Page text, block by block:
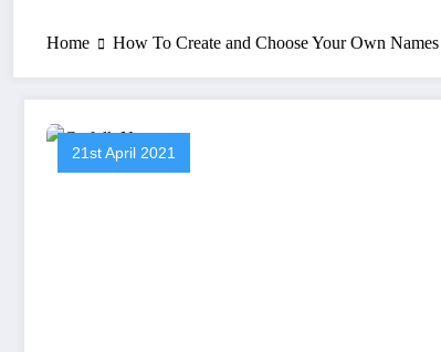
Home How To Create and Choose Your Own
21st April 2021